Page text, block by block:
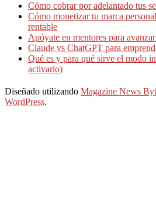
Cómo cobrar por adelantado tus
Cómo monetizar tu marca
rentable
Apóyate en mentores para
Claude vs ChatGPT para
Qué es y para qué sirve el modo
activarlo)
Diseñado utilizando Magazine News
WordPress.